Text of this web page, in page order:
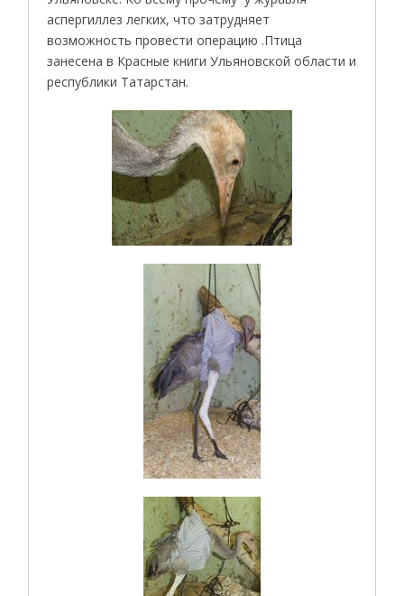
аспергиллез легких, что затрудняет
возможность провести операцию .Птица
занесена в Красные книги Ульяновской области и
республики Татарстан.